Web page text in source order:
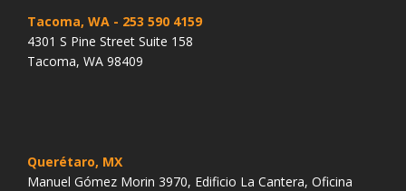
Tacoma, WA - 253 590 4159
4301 S Pine Street Suite 158
Tacoma, WA 98409
Querétaro, MX
Manuel Gómez Morin 3970, Edificio La Cantera, Oficina